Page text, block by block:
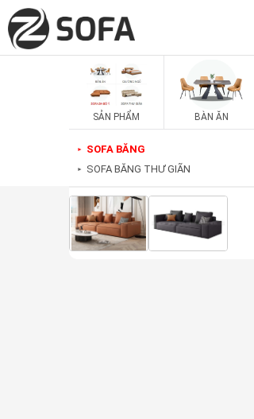
SẢN PHẨM BÀN ĂN
► SOFA BĂNG
► SOFA BĂNG THƯ GIÃN